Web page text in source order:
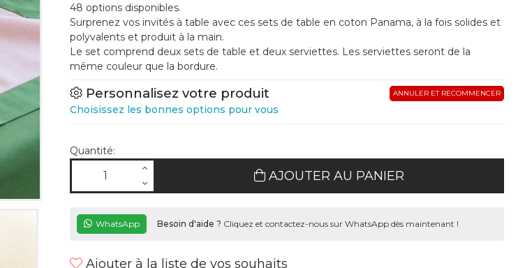
48 options disponibles.
Surprenez vos invités à table avec ces sets de table en coton Panama, à la fois solides et
polyvalents et produit à la main.
Le set comprend deux sets de table et deux serviettes. Les serviettes seront de la
même couleur que la bordure.
Personnalisez votre produit
Choisissez les bonnes options pour vous
ANNULER ET RECOMMENCER
Quantité:
AJOUTER AU PANIER
WhatsApp Besoin d'aide ? Cliquez et contactez-nous sur WhatsApp dès maintenant !
Ajouter à la liste de vos souhaits